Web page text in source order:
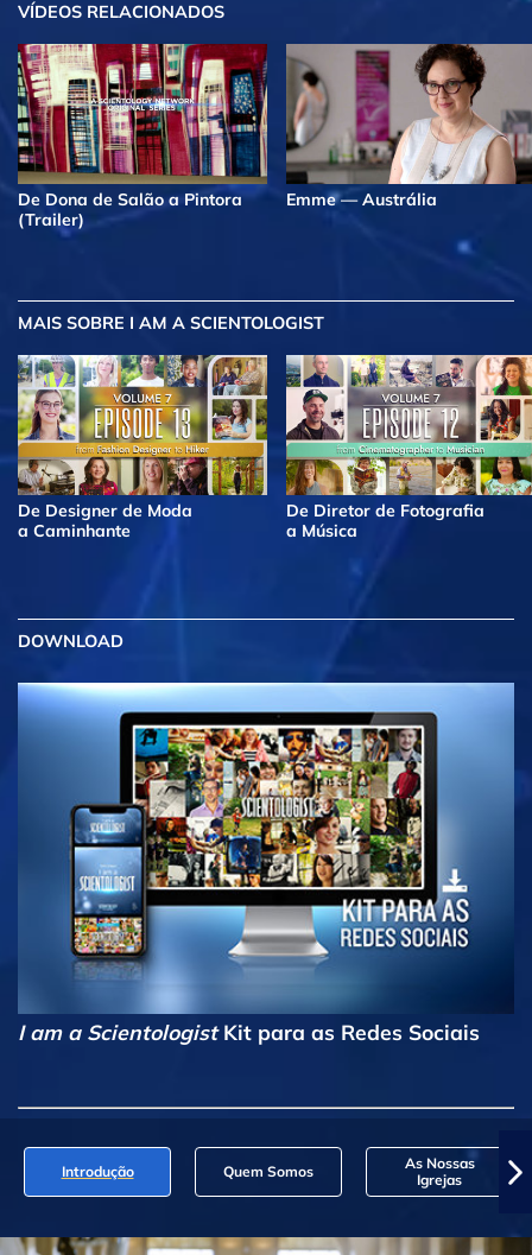
VÍDEOS RELACIONADOS
De Dona de Salão a Pintora
(Trailer)
Emme — Austrália
MAIS SOBRE I AM A SCIENTOLOGIST
De Designer de Moda
a Caminhante
De Diretor de Fotografia
a Música
DOWNLOAD
I am a ScientologistKit para as Redes Sociais
Introdução Quem Somos
As Nossas
Igrejas